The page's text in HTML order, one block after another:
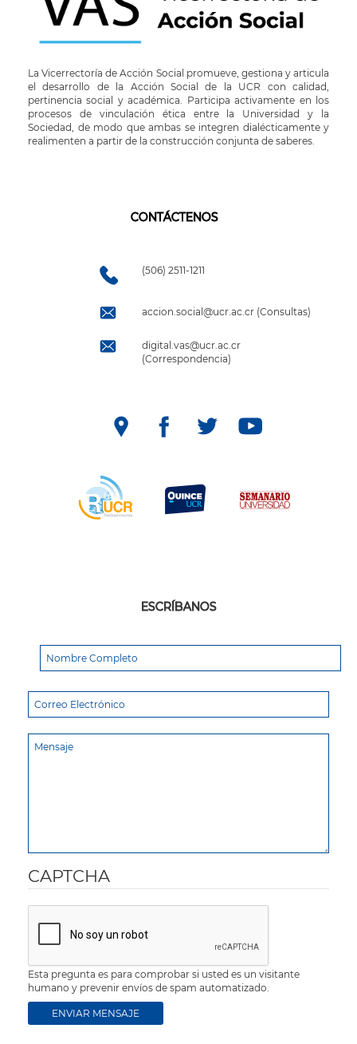
La Vicerrectoría de Acción Social promueve, gestiona y articula
el desarrollo de la Acción Social de la UCR con calidad,
pertinencia social y académica. Participa activamente en los
procesos de vinculación ética entre la Universidad y la
Sociedad, de modo que ambas se integren dialécticamente y
realimenten a partir de la construcción conjunta de saberes.
CONTÁCTENOS
(506) 2511-1211
accion.social@ucr.ac.cr (Consultas)
digital.vas@ucr.ac.cr
(Correspondencia)
ESCRÍBANOS
CAPTCHA
Esta pregunta es para comprobar si usted es un visitante
humano y prevenir envíos de spam automatizado.